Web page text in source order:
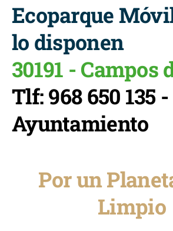
Ecoparque
lo disponen
30191 - Campos
Tlf: 968 650 135 -
Ayuntamiento
Por un
Limpio